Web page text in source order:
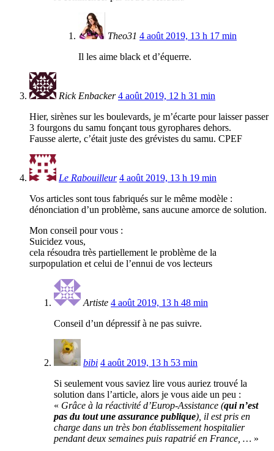
Theo31 4 août 2019, 13 h 17 min
Il les aime black et d’équerre.
Rick Enbacker 4 août 2019, 12 h 31 min
Hier, sirènes sur les boulevards, je m’écarte pour laisser passer
3 fourgons du samu fonçant tous gyrophares dehors.
Fausse alerte, c’était juste des grévistes du samu. CPEF
Le Rabouilleur 4 août 2019, 13 h 19 min
Vos articles sont tous fabriqués sur le même modèle :
dénonciation d’un problème, sans aucune amorce de solution.
Mon conseil pour vous :
Suicidez vous,
cela résoudra très partiellement le problème de la
surpopulation et celui de l’ennui de vos lecteurs
Artiste 4 août 2019, 13 h 48 min
Conseil d’un dépressif à ne pas suivre.
bibi 4 août 2019, 13 h 53 min
Si seulement vous saviez lire vous auriez trouvé la
solution dans l’article, alors je vous aide un peu :
« Grâce à la réactivité d’Europ-Assistance (qui n’est
pas du tout une assurance publique), il est pris en
charge dans un très bon établissement hospitalier
pendant deux semaines puis rapatrié en France, … »